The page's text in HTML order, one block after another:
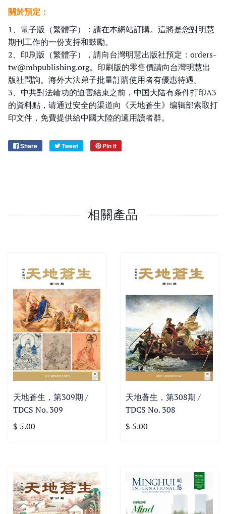
關於預定：
1、電子版（繁體字）：請在本網站訂購。這將是您對明慧
期刊工作的一份支持和鼓勵。
2、印刷版（繁體字），請向台灣明慧出版社預定：orders-
tw@mhpublishing.org。印刷版的零售價請向台灣明慧出
版社問詢。海外大法弟子批量訂購使用者有優惠待遇。
3、中共對法輪功的迫害結束之前，中国大陆有条件打印A3
的資料點，请通过安全的渠道向《天地蒼生》编辑部索取打
印文件，免費提供給中國大陸的適用讀者群。
Share Tweet Pin it
相關產品
天地蒼生，第309期 /
TDCS No. 309
$ 5.00
天地蒼生，第308期 /
TDCS No. 308
$ 5.00